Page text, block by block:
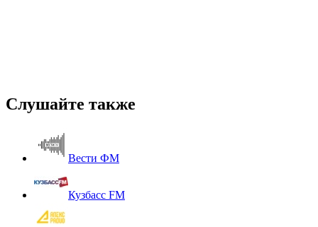
Слушайте также
Вести ФМ
Кузбасс FM